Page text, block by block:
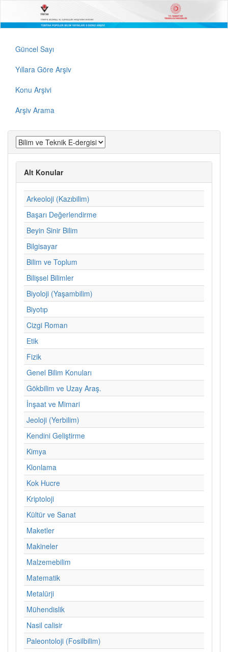
Güncel Sayı
Yıllara Göre Arşiv
Konu Arşivi
Arşiv Arama
Alt Konular
Arkeoloji (Kazıbilim)
Başarı Değerlendirme
Beyin Sinir Bilim
Bilgisayar
Bilim ve Toplum
Bilişsel Bilimler
Biyoloji (Yaşambilim)
Biyotıp
Cizgi Roman
Etik
Fizik
Genel Bilim Konuları
Gökbilim ve Uzay Araş.
İnşaat ve Mimari
Jeoloji (Yerbilim)
Kendini Geliştirme
Kimya
Klonlama
Kok Hucre
Kriptoloji
Kültür ve Sanat
Maketler
Makineler
Malzemebilim
Matematik
Metalürji
Mühendislik
Nasil calisir
Paleontoloji (Fosilbilim)